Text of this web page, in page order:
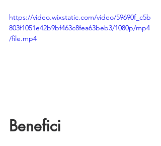
https://video.wixstatic.com/video/59690f_c5b
803f1051e42b9bf463c8fea63beb3/1080p/mp4
/file.mp4
Benefici